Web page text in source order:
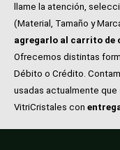
llame la atención,
(Material, Tamaño y
agregarlo al carrito de
Ofrecemos distintas
Débito o Crédito.
usadas actualmente que
VitriCristales con